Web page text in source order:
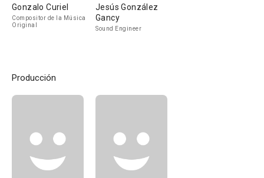
Gonzalo Curiel
Compositor de la Música
Original
Jesús González
Gancy
Sound Engineer
Producción